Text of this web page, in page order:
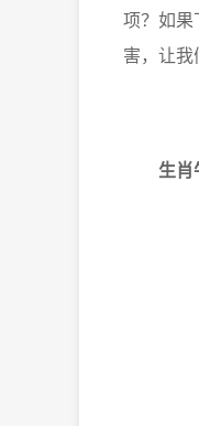
项？如果
害，让我
生肖